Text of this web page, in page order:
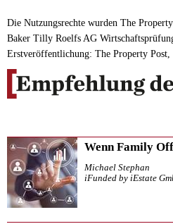
Die Nutzungsrechte wurden The
Baker Tilly Roelfs AG
Erstveröffentlichung: The Property Post,
Wenn Family
Michael Stephan
iFunded by iEstate